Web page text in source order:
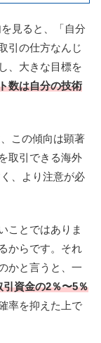
見ると、「自分
引の仕方なんじ
、大きな目標を
数は自分の技術
この傾向は顕著
取引できる海外
、より注意が必
ことではありま
からです。それ
かと言うと、一
引資金の2％〜5％
率を抑えた上で